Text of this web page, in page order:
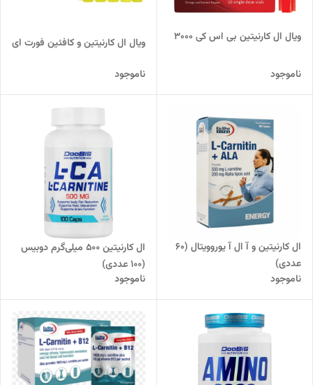
ویال ال کارنیتین بی اس کی 3000
ناموجود
ویال ال کارنیتین و کافئین فورت ای
ناموجود
ال کارنیتین و آ ال آ یوروویتال (60
عددی)
ناموجود
ال کارنیتین 500 میلی‌گرم دوبیس
(100 عددی)
ناموجود